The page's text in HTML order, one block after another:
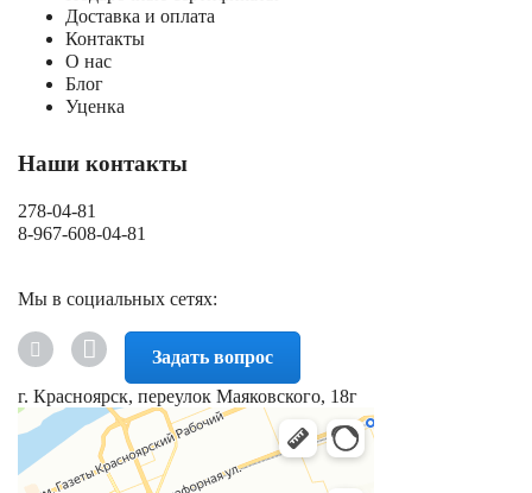
Доставка и оплата
Контакты
О нас
Блог
Уценка
Наши контакты
278-04-81
8-967-608-04-81
Мы в социальных сетях:
Задать вопрос
г. Красноярск, переулок Маяковского, 18г